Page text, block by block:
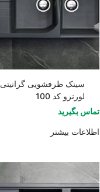
سینک ظرفشویی گرانیتی
لورنزو کد 100
تماس بگیرید
اطلاعات بیشتر